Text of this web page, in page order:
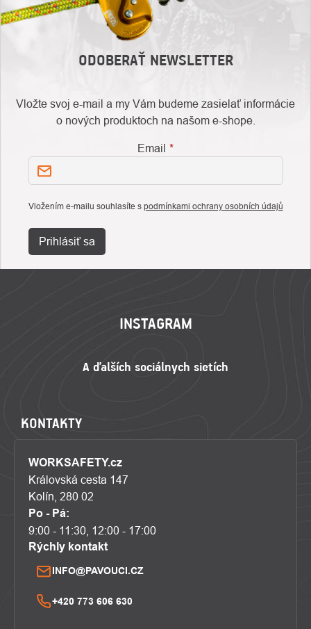
ODOBERAŤ NEWSLETTER
Vložte svoj e-mail a my Vám budeme zasielať informácie
o nových produktoch na našom e-shope.
Email
Vložením e-mailu souhlasíte s podmínkami ochrany osobních údajů
Prihlásiť sa
INSTAGRAM
KONTAKTY
WORKSAFETY.cz
Královská cesta 147
Kolín, 280 02
Po - Pá:
9:00 - 11:30, 12:00 - 17:00
Rýchly kontakt
INFO@PAVOUCI.CZ
+420 773 606 630